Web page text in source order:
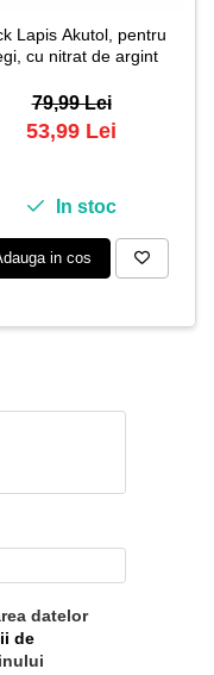
Lapis Akutol, pentru
cu nitrat de argint
79,99 Lei
53,99 Lei
In stoc
in cos
datelor
de